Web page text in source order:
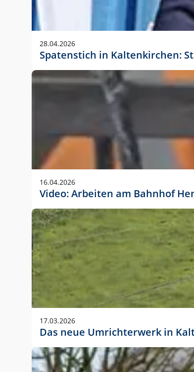
Anwendungsgröße im Layout:
Die Logohöhe beträgt 4 – 10 % der
folgende fest definierte
DIN A3 – 15 mm hoch (5 %)
DIN A1 – 39 mm hoch (5 %)
DIN lang – 10 mm hoch (5 %)
1080 x 1080 px – 78 px hoch (7 %)
In Ausnahmefällen darf das Logo jedoch
stets der vorherigen Absprache mit der
28.04.2026
Spatenstich in Kaltenkirchen:
16.04.2026
Video: Arbeiten am Bahnhof
17.03.2026
Das neue Umrichterwerk in